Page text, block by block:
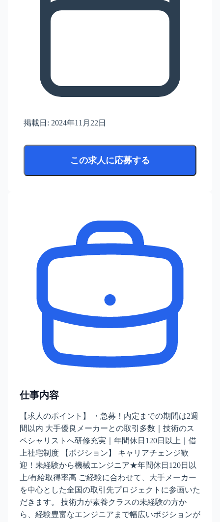
掲載日: 2024年11月22日
この求人に応募する
仕事内容
【求人のポイント】 ・急募！内定までの期間は2週
間以内 大手優良メーカーとの取引多数｜技術のス
ペシャリストへ研修充実｜年間休日120日以上｜借
上社宅制度 【ポジション】 キャリアチェンジ歓
迎！未経験から機械エンジニア★年間休日120日以
上/有給取得率高 ご経験に合わせて、大手メーカー
を中心とした全国の取引先プロジェクトに参画いた
だきます。 技術力が素養クラスの未経験の方か
ら、経験豊富なエンジニアまで幅広いポジションが